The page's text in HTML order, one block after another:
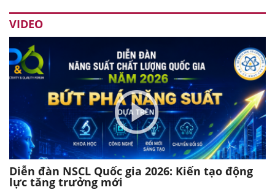
VIDEO
Diễn đàn NSCL Quốc gia 2026: Kiến tạo động
lực tăng trưởng mới